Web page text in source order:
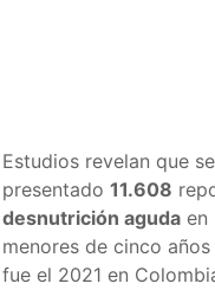
Estudios revelan que
presentado 11.608
desnutrición aguda en
menores de cinco
fue el 2021 en